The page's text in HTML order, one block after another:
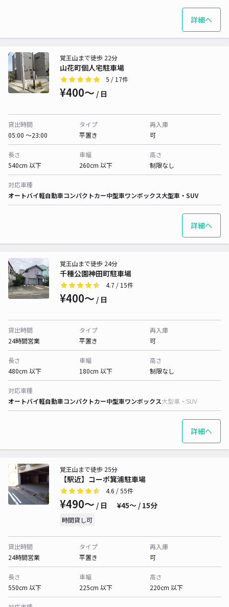
詳細へ
山花町個人宅駐車場
覚王山まで徒歩 22分
5 / 17件
¥400〜 / 日
貸出時間
05:00 〜23:00
タイプ
平置き
再入庫
可
長さ
540cm 以下
車幅
260cm 以下
高さ
制限なし
対応車種
オートバイ軽自動車コンパクトカー中型車ワンボックス大型車・SUV
詳細へ
千種公園神田町駐車場
覚王山まで徒歩 24分
4.7 / 15件
¥400〜 / 日
貸出時間
24時間営業
タイプ
平置き
再入庫
可
長さ
480cm 以下
車幅
180cm 以下
高さ
制限なし
対応車種
オートバイ軽自動車コンパクトカー中型車ワンボックス大型車・SUV
詳細へ
【駅近】コーポ箕浦駐車場
覚王山まで徒歩 25分
4.6 / 55件
¥490〜 / 日 ¥45〜 / 15分
時間貸し可
貸出時間
24時間営業
タイプ
平置き
再入庫
可
長さ
550cm 以下
車幅
225cm 以下
高さ
220cm 以下